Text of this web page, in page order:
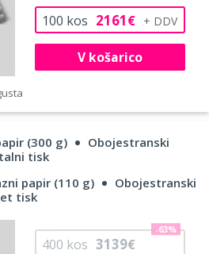
100 kos 2161€
V košarico
(300 g)
Obojestranski
tisk
papir (110 g)
Obojestranski
tisk
400 kos 3139€
-63%